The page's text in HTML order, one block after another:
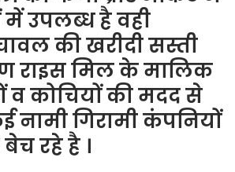
उपलब्ध है वही
की खरीदी सस्ती
राइस मिल के मालिक
व कोचियों की मदद से
नामी गिरामी कंपनियों
बेच रहे है ।